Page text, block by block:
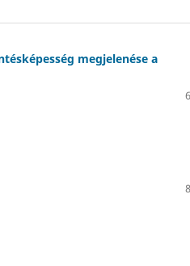
megjelenése a